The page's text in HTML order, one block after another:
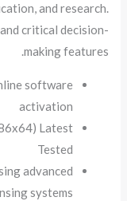
and research.
critical decision-
making features.
software
activation
Latest
Tested
advanced
systems